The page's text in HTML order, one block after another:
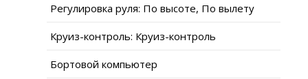
Регулировка руля: По высоте, По вылету
Круиз-контроль: Круиз-контроль
Бортовой компьютер